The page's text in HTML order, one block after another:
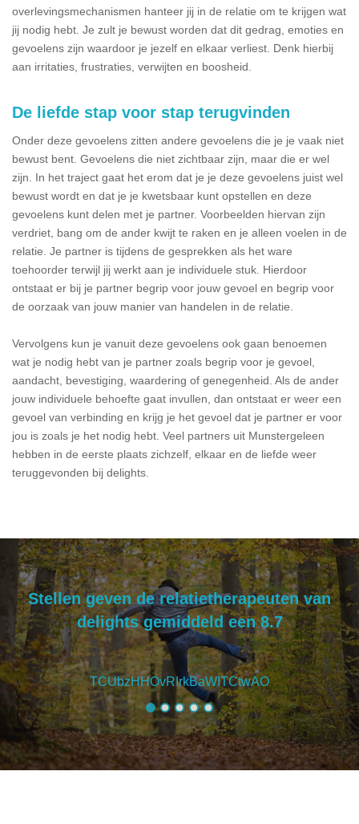
overlevingsmechanismen hanteer jij in de relatie om te krijgen wat
jij nodig hebt. Je zult je bewust worden dat dit gedrag, emoties en
gevoelens zijn waardoor je jezelf en elkaar verliest. Denk hierbij
aan irritaties, frustraties, verwijten en boosheid.
De liefde stap voor stap terugvinden
Onder deze gevoelens zitten andere gevoelens die je je vaak niet
bewust bent. Gevoelens die niet zichtbaar zijn, maar die er wel
zijn. In het traject gaat het erom dat je je deze gevoelens juist wel
bewust wordt en dat je je kwetsbaar kunt opstellen en deze
gevoelens kunt delen met je partner. Voorbeelden hiervan zijn
verdriet, bang om de ander kwijt te raken en je alleen voelen in de
relatie. Je partner is tijdens de gesprekken als het ware
toehoorder terwijl jij werkt aan je individuele stuk. Hierdoor
ontstaat er bij je partner begrip voor jouw gevoel en begrip voor
de oorzaak van jouw manier van handelen in de relatie.
Vervolgens kun je vanuit deze gevoelens ook gaan benoemen
wat je nodig hebt van je partner zoals begrip voor je gevoel,
aandacht, bevestiging, waardering of genegenheid. Als de ander
jouw individuele behoefte gaat invullen, dan ontstaat er weer een
gevoel van verbinding en krijg je het gevoel dat je partner er voor
jou is zoals je het nodig hebt. Veel partners uit Munstergeleen
hebben in de eerste plaats zichzelf, elkaar en de liefde weer
teruggevonden bij delights.
Stellen geven de relatietherapeuten van
delights gemiddeld een 8.7
TCUbzHHOvRIrkBaWITCtwAO